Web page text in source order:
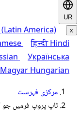
UR
x
America)
हिन्दीHindi
Українська
MagyarHungarian
مرکزی فہرست
ٹاپ پروپ فرمیں جو